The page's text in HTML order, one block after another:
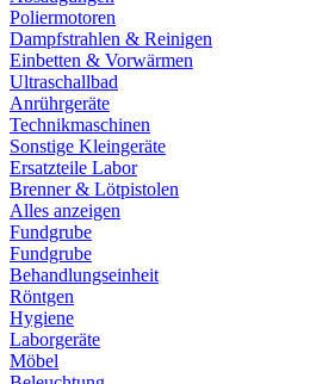
Poliermotoren
Dampfstrahlen & Reinigen
Einbetten & Vorwärmen
Ultraschallbad
Anrührgeräte
Technikmaschinen
Sonstige Kleingeräte
Ersatzteile Labor
Brenner & Lötpistolen
Alles anzeigen
Fundgrube
Fundgrube
Behandlungseinheit
Röntgen
Hygiene
Laborgeräte
Möbel